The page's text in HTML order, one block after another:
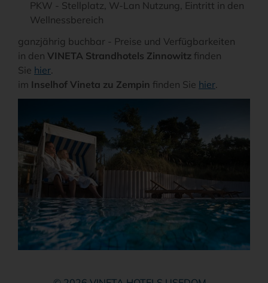
PKW - Stellplatz, W-Lan Nutzung, Eintritt in den
Wellnessbereich
ganzjährig buchbar - Preise und Verfügbarkeiten
in den VINETA Strandhotels Zinnowitz finden
Sie hier.
im Inselhof Vineta zu Zempin finden Sie hier.